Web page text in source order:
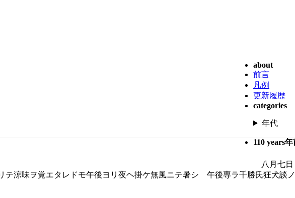
about
前言
凡例
更新履歴
categories
年代
110 years
八月七
涼味ヲ覚エタレドモ午後ヨリ夜ヘ掛ケ無風ニテ暑シ 午後専ラ千勝氏狂犬談